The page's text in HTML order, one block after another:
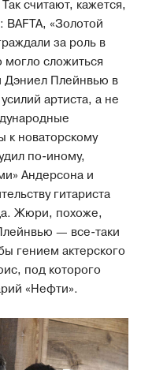
считают, кажется,
«Золотой
за роль в
сложиться
Плейнвью в
артиста, а не
к новаторскому
по-иному,
Андерсона и
гитариста
Жюри, похоже,
— все-таки
гением актерского
под которого
«Нефти».